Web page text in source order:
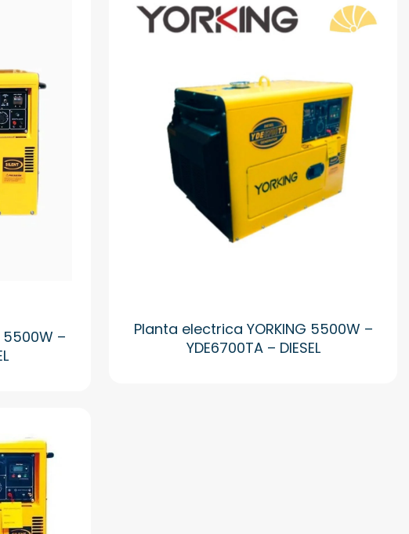
5500W –
Planta electrica YORKING 5500W –
YDE6700TA – DIESEL